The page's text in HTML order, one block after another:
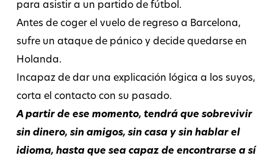
para asistir a un partido de fútbol.
Antes de coger el vuelo de regreso a Barcelona,
sufre un ataque de pánico y decide quedarse en
Holanda.
Incapaz de dar una explicación lógica a los suyos,
corta el contacto con su pasado.
A partir de ese momento, tendrá que sobrevivir
sin dinero, sin amigos, sin casa y sin hablar el
idioma, hasta que sea capaz de encontrarse a sí